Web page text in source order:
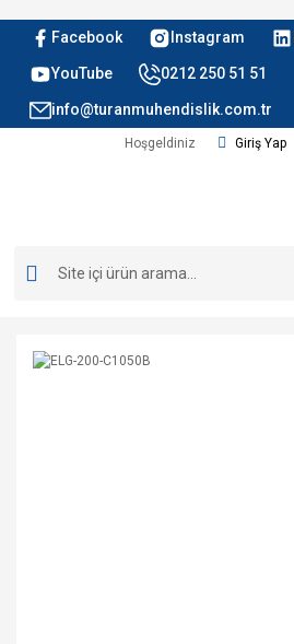
Facebook Instagram
YouTube 0212 250 51 51
info@turanmuhendislik.com.tr
Hoşgeldiniz Giriş Yap